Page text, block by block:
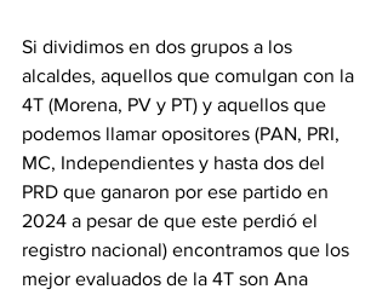
Si dividimos en dos grupos a los
alcaldes, aquellos que comulgan con la
4T (Morena, PV y PT) y aquellos que
podemos llamar opositores (PAN, PRI,
MC, Independientes y hasta dos del
PRD que ganaron por ese partido en
2024 a pesar de que este perdió el
registro nacional) encontramos que los
mejor evaluados de la 4T son Ana